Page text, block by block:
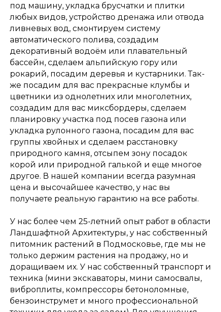
под машину, укладка брусчатки и плитки
любых видов, устройство дренажа или отвода
ливневых вод, смонтируем систему
автоматического полива, создадим
декоративный водоём или плавательный
бассейн, сделаем альпийскую гору или
рокарий, посадим деревья и кустарники. Так-
же посадим для вас прекрасные клумбы и
цветники из однолетних или многолетних,
создадим для вас миксбордеры, сделаем
планировку участка под посев газона или
укладка рулонного газона, посадим для вас
группы хвойных и сделаем расстановку
природного камня, отсыпем зону посадок
корой или природной галькой и еще многое
другое. В нашей компании всегда разумная
цена и высочайшее качество, у нас вы
получаете реальную гарантию на все работы.
У нас более чем 25-летний опыт работ в области
Ландшафтной Архитектуры, у нас собственный
питомник растений в Подмосковье, где мы не
только держим растения на продажу, но и
доращиваем их. У нас собственный транспорт и
техника (мини экскаваторы, мини самосвалы,
виброплиты, компрессоры бетоноломные,
бензоинструмет и много профессиональной